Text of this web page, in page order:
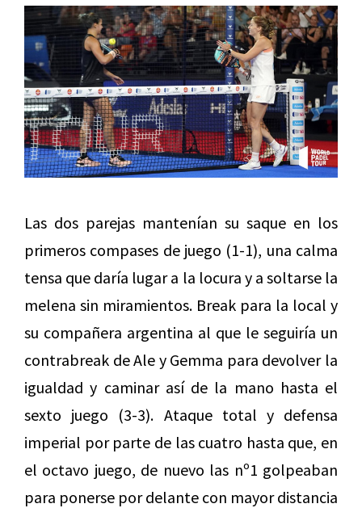
Las dos parejas mantenían su saque en los
primeros compases de juego (1-1), una calma
tensa que daría lugar a la locura y a soltarse la
melena sin miramientos. Break para la local y
su compañera argentina al que le seguiría un
contrabreak de Ale y Gemma para devolver la
igualdad y caminar así de la mano hasta el
sexto juego (3-3). Ataque total y defensa
imperial por parte de las cuatro hasta que, en
el octavo juego, de nuevo las nº1 golpeaban
para ponerse por delante con mayor distancia